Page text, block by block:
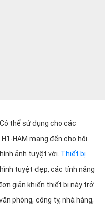
Có thể sử dụng cho các
HAM mang đến cho hội
ảnh tuyệt với. Thiết bị
tuyệt đẹp, các tính năng
giản khiến thiết bị này trở
phòng, công ty, nhà hàng,